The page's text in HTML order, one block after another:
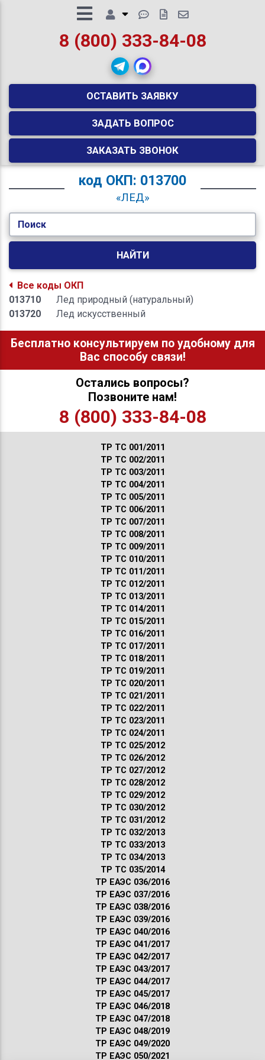
8 (800) 333-84-08
ОСТАВИТЬ ЗАЯВКУ
ЗАДАТЬ ВОПРОС
ЗАКАЗАТЬ ЗВОНОК
код ОКП: 013700
«ЛЕД»
Поиск
НАЙТИ
Все коды ОКП
013710
Лед природный (натуральный)
013720
Лед искусственный
Бесплатно консультируем по удобному для
Вас способу связи!
Остались вопросы?
Позвоните нам!
8 (800) 333-84-08
ТР ТС 001/2011
ТР ТС 002/2011
ТР ТС 003/2011
ТР ТС 004/2011
ТР ТС 005/2011
ТР ТС 006/2011
ТР ТС 007/2011
ТР ТС 008/2011
ТР ТС 009/2011
ТР ТС 010/2011
ТР ТС 011/2011
ТР ТС 012/2011
ТР ТС 013/2011
ТР ТС 014/2011
ТР ТС 015/2011
ТР ТС 016/2011
ТР ТС 017/2011
ТР ТС 018/2011
ТР ТС 019/2011
ТР ТС 020/2011
ТР ТС 021/2011
ТР ТС 022/2011
ТР ТС 023/2011
ТР ТС 024/2011
ТР ТС 025/2012
ТР ТС 026/2012
ТР ТС 027/2012
ТР ТС 028/2012
ТР ТС 029/2012
ТР ТС 030/2012
ТР ТС 031/2012
ТР ТС 032/2013
ТР ТС 033/2013
ТР ТС 034/2013
ТР ТС 035/2014
ТР ЕАЭС 036/2016
ТР ЕАЭС 037/2016
ТР ЕАЭС 038/2016
ТР ЕАЭС 039/2016
ТР ЕАЭС 040/2016
ТР ЕАЭС 041/2017
ТР ЕАЭС 042/2017
ТР ЕАЭС 043/2017
ТР ЕАЭС 044/2017
ТР ЕАЭС 045/2017
ТР ЕАЭС 046/2018
ТР ЕАЭС 047/2018
ТР ЕАЭС 048/2019
ТР ЕАЭС 049/2020
ТР ЕАЭС 050/2021